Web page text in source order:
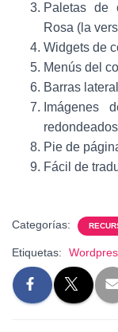
Paletas de
Rosa (la
Widgets de
Menús del
Barras
Imágenes
redondeados
Pie de
Fácil de
Categorías:
Etiquetas: